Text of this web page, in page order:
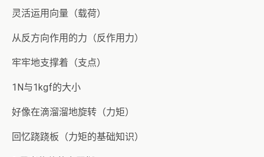
灵活运用向量（载荷）
从反方向作用的力（反作用力）
牢牢地支撑着（支点）
1N与1kgf的大小
好像在滴溜溜地旋转（力矩）
回忆跷跷板（力矩的基础知识）